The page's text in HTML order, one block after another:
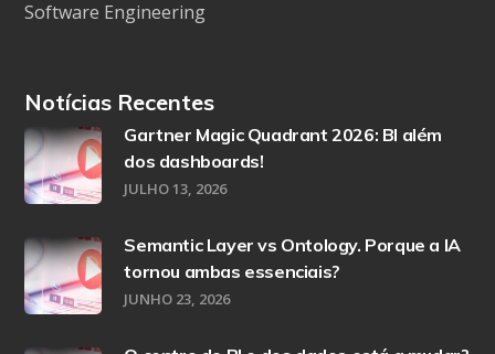
Software Engineering
Notícias Recentes
Gartner Magic Quadrant 2026: BI além
dos dashboards!
JULHO 13, 2026
Semantic Layer vs Ontology. Porque a IA
tornou ambas essenciais?
JUNHO 23, 2026